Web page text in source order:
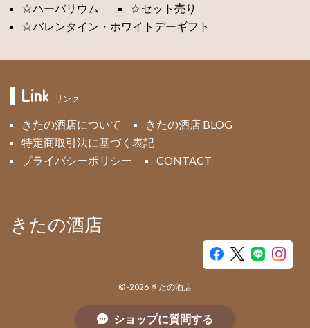
☆ハーバリウム
☆セット売り
☆バレンタイン・ホワイトデーギフト
Link リンク
きたの酒店について
きたの酒店 BLOG
特定商取引法に基づく表記
プライバシーポリシー
CONTACT
きたの酒店
©-2026 きたの酒店
ショップに質問する